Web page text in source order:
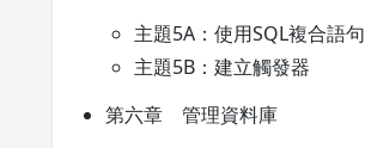
主題5A：使用SQL複合語句
主題5B：建立觸發器
第六章 管理資料庫